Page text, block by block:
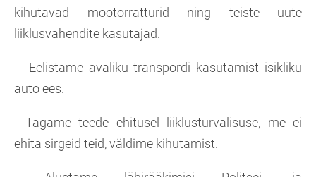
kihutavad mootorratturid ning teiste uute
liiklusvahendite kasutajad.
- Eelistame avaliku transpordi kasutamist isikliku
auto ees.
- Tagame teede ehitusel liiklusturvalisuse, me ei
ehita sirgeid teid, väldime kihutamist.